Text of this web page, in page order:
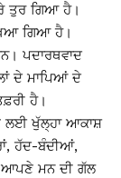
ਤੁਰ ਗਿਆ ਹੈ।
ਗਿਆ ਹੈ।
ਪਦਾਰਥਵਾਦ
ਦੇ ਮਾਪਿਆਂ ਦੇ
ਹੈ।
ਲਈ ਖੁੱਲ੍ਹਾ ਆਕਾਸ਼
ਹੱਦ-ਬੰਦੀਆਂ,
ਆਪਣੇ ਮਨ ਦੀ ਗੱਲ